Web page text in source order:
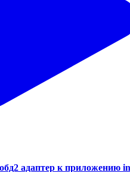
адаптер к приложению